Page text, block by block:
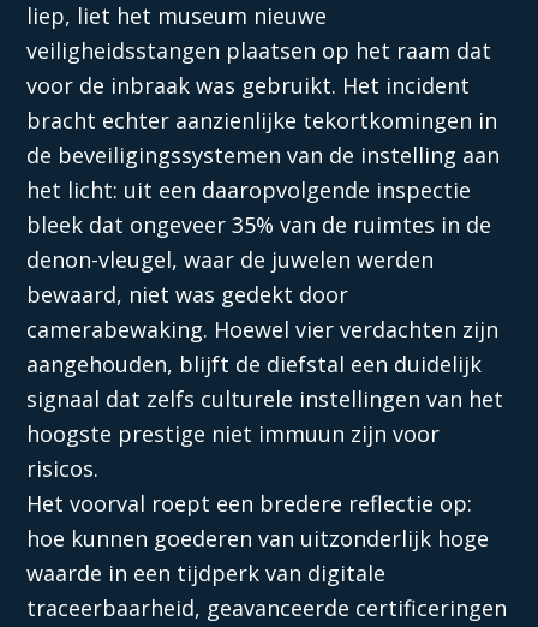
liep, liet het museum nieuwe
veiligheidsstangen plaatsen op het raam dat
voor de inbraak was gebruikt. Het incident
bracht echter aanzienlijke tekortkomingen in
de beveiligingssystemen van de instelling aan
het licht: uit een daaropvolgende inspectie
bleek dat ongeveer 35% van de ruimtes in de
denon-vleugel, waar de juwelen werden
bewaard, niet was gedekt door
camerabewaking. Hoewel vier verdachten zijn
aangehouden, blijft de diefstal een duidelijk
signaal dat zelfs culturele instellingen van het
hoogste prestige niet immuun zijn voor
risicos.
Het voorval roept een bredere reflectie op:
hoe kunnen goederen van uitzonderlijk hoge
waarde in een tijdperk van digitale
traceerbaarheid, geavanceerde certificeringen